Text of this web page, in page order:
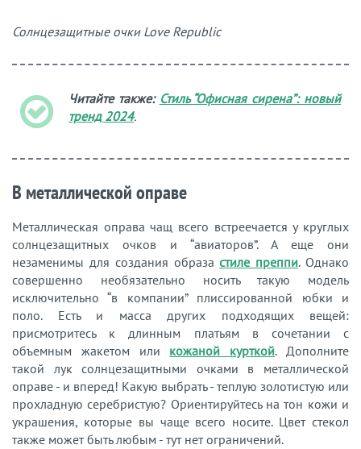
Солнцезащитные очки Love Republic
Читайте также: Стиль “Офисная сирена”: новый
тренд 2024.
В металлической оправе
Металлическая оправа чащ всего встреечается у круглых
солнцезащитных очков и “авиаторов”. А еще они
незаменимы для создания образастиле преппи. Однако
совершенно необязательно носить такую модель
исключительно “в компании” плиссированной юбки и
поло. Есть и масса других подходящих вещей:
присмотритесь к длинным платьям в сочетании с
объемным жакетом или кожаной курткой. Дополните
такой лук солнцезащитными очками в металлической
оправе - и вперед! Какую выбрать - теплую золотистую или
прохладную серебристую? Ориентируйтесь на тон кожи и
украшения, которые вы чаще всего носите. Цвет стекол
также может быть любым - тут нет ограничений.